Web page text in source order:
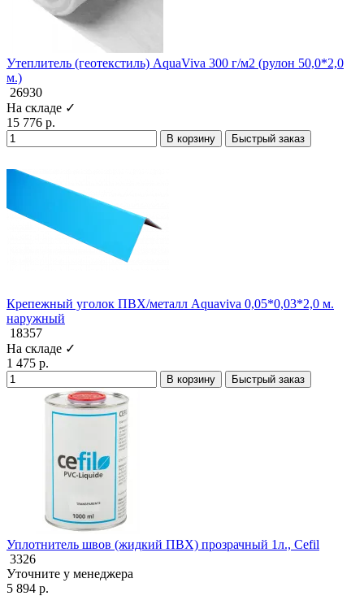
Утеплитель (геотекстиль) AquaViva 300 г/м2 (рулон 50,0*2,0
м.)
26930
На складе ✓
15 776 р.
В корзину Быстрый заказ
Крепежный уголок ПВХ/металл Aquaviva 0,05*0,03*2,0 м.
наружный
18357
На складе ✓
1 475 р.
В корзину Быстрый заказ
Уплотнитель швов (жидкий ПВХ) прозрачный 1л., Cefil
3326
Уточните у менеджера
5 894 р.